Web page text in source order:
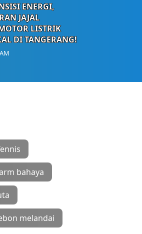
ENERGI,
JAJAL
LISTRIK
DI TANGERANG!
bahaya
melandai